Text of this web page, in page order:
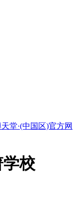
堂·(中国区)官方网
校